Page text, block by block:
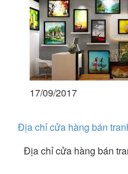
17/09/2017
Địa chỉ cửa hàng bán
Địa chỉ cửa hàng bán